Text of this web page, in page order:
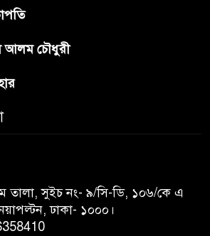
শেখ হাসিনা প্রসঙ্গে ভারতের ভূমিকা
নিয়ে বাংলাদেশের ক্ষুব্ধ প্রতিক্রিয়া
আলম চৌধুরী
তালা, সুইচ নং- ৯/সি-ডি, ১০৬/কে এ
ঢাকা- ১০০০।